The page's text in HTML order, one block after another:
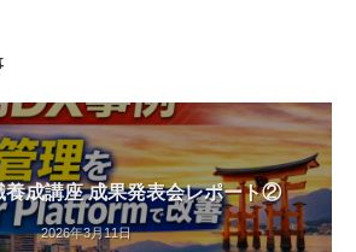
養成講座 成果発表会レポート②
2026年3月11日